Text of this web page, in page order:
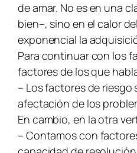
de amar. No es en una
bien–, sino en el calor
exponencial la
Para continuar con los
factores de los que
– Los factores de
afectación de los
En cambio, en la otra
– Contamos con